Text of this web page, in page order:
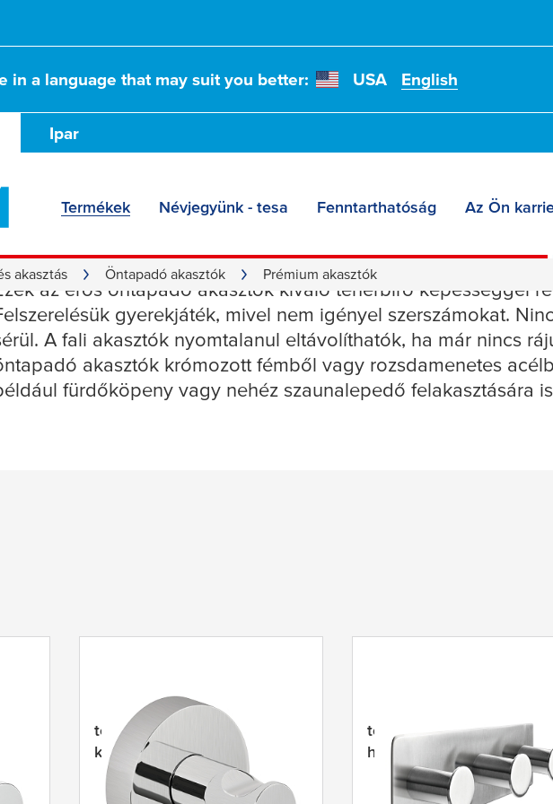
in a language that may suit you better: USA English
Ipar
Termékek Névjegyünk - tesa Fenntarthatóság Az Ön
akasztás Öntapadó akasztók Prémium akasztók
akasztók
az erős öntapadó akasztók kiváló teherbíró képességgel
gyerekjáték, mivel nem igényel szerszámokat.
A fali akasztók nyomtalanul eltávolíthatók, ha már nincs
akasztók krómozott fémből vagy rozsdamenetes
fürdőköpeny vagy nehéz szaunalepedő felakasztására
tesa® Powerbutton Akasztó,
kerek, rozsdamentes acél
tesa
® Powerbutton Classic
hármas akasztó